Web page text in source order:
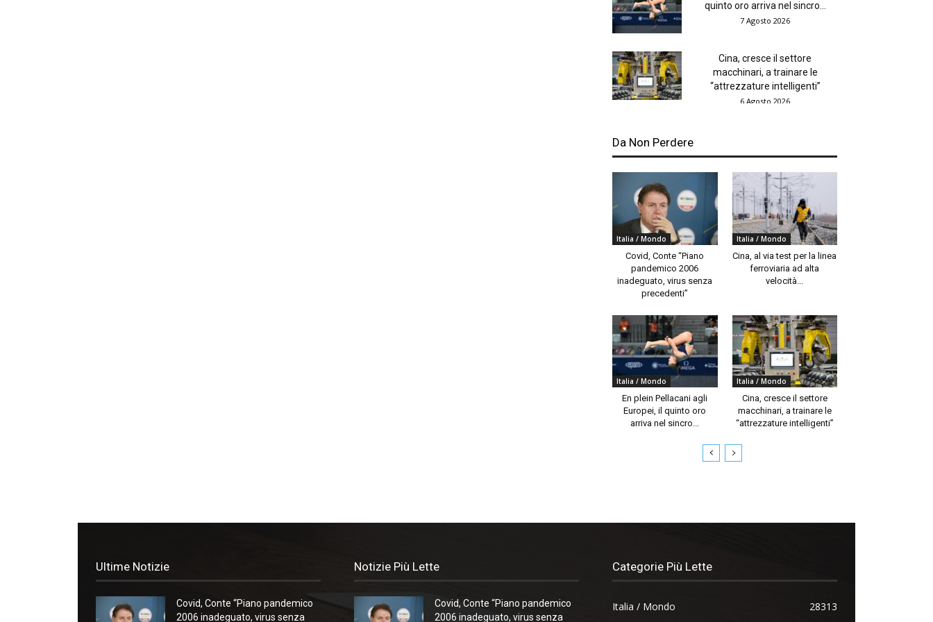
quinto oro arriva nel sincro...
7 Agosto 2026
Cina, cresce il settore
macchinari, a trainare le
“attrezzature intelligenti”
6 Agosto 2026
Da Non Perdere
Italia / Mondo
Covid, Conte “Piano
pandemico 2006
inadeguato, virus senza
precedenti”
Italia / Mondo
Cina, al via test per la linea
ferroviaria ad alta
velocità...
Italia / Mondo
En plein Pellacani agli
Europei, il quinto oro
arriva nel sincro...
Italia / Mondo
Cina, cresce il settore
macchinari, a trainare le
“attrezzature intelligenti”
Ultime Notizie
Covid, Conte “Piano pandemico
2006 inadeguato, virus senza
Notizie Più Lette
Covid, Conte “Piano pandemico
2006 inadeguato, virus senza
Categorie Più Lette
Italia / Mondo
28313